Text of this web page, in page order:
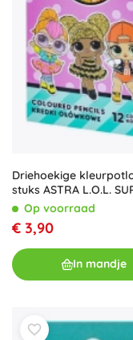
Driehoekige
stuks ASTRA L.O.L.
Op voorraad
€ 3,90
In mandje